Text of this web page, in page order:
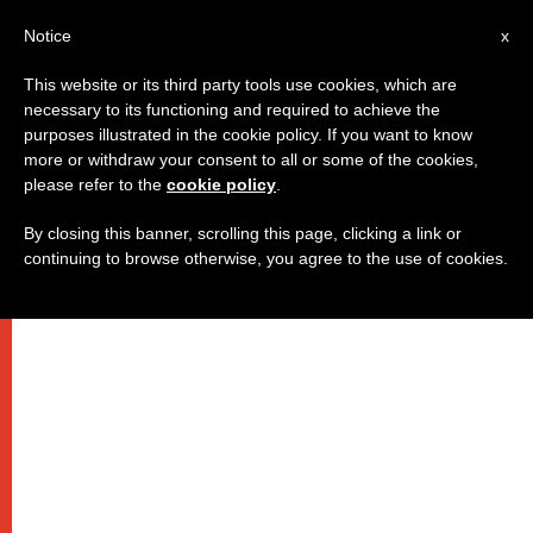
البابا فرنسيس: سبحوا الرب لأنه
اختاركم!
x
Notice
This website or its third party tools use cookies, which are
necessary to its functioning and required to achieve the
purposes illustrated in the cookie policy. If you want to know
more or withdraw your consent to all or some of the cookies,
please refer to the cookie policy
By closing this banner, scrolling this page, clicking a link or
continuing to browse otherwise, you agree to the use of cookies.